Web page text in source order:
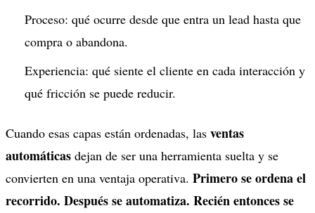
Proceso: qué ocurre desde que entra un lead hasta que
compra o abandona.
Experiencia: qué siente el cliente en cada interacción y
qué fricción se puede reducir.
Cuando esas capas están ordenadas, las ventas
automáticas dejan de ser una herramienta suelta y se
convierten en una ventaja operativa. Primero se ordena el
recorrido. Después se automatiza. Recién entonces se